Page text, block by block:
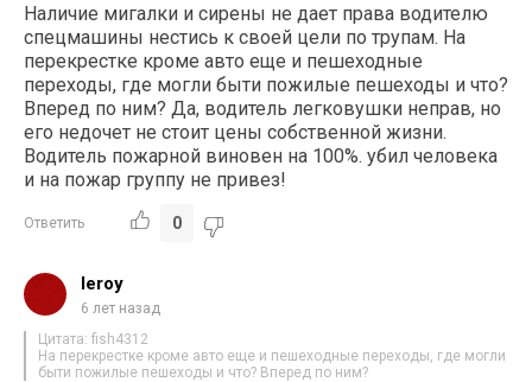
Наличие мигалки и сирены не дает права водителю
спецмашины нестись к своей цели по трупам. На
перекрестке кроме авто еще и пешеходные
переходы, где могли быти пожилые пешеходы и что?
Вперед по ним? Да, водитель легковушки неправ, но
его недочет не стоит цены собственной жизни.
Водитель пожарной виновен на 100%. убил человека
и на пожар группу не привез!
Ответить 0
leroy
6 лет назад
Цитата: fish4312
На перекрестке кроме авто еще и пешеходные переходы, где могли
быти пожилые пешеходы и что? Вперед по ним?